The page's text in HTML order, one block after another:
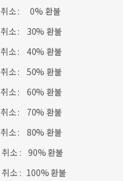
취소 : 0% 환불
소 : 30% 환불
소 : 40% 환불
소 : 50% 환불
소 : 60% 환불
소 : 70% 환불
소 : 80% 환불
취소 : 90% 환불
취소 : 100% 환불